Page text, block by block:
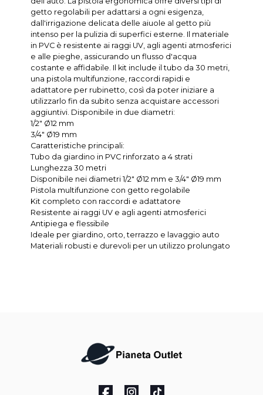
getto regolabili per adattarsi a ogni esigenza,
dall'irrigazione delicata delle aiuole al getto più
intenso per la pulizia di superfici esterne. Il materiale
in PVC è resistente ai raggi UV, agli agenti atmosferici
e alle pieghe, assicurando un flusso d'acqua
costante e affidabile. Il kit include il tubo da 30 metri,
una pistola multifunzione, raccordi rapidi e
adattatore per rubinetto, così da poter iniziare a
utilizzarlo fin da subito senza acquistare accessori
aggiuntivi. Disponibile in due diametri:
1/2" Ø12 mm
3/4" Ø19 mm
Caratteristiche principali:
Tubo da giardino in PVC rinforzato a 4 strati
Lunghezza 30 metri
Disponibile nei diametri 1/2" Ø12 mm e 3/4" Ø19 mm
Pistola multifunzione con getto regolabile
Kit completo con raccordi e adattatore
Resistente ai raggi UV e agli agenti atmosferici
Antipiega e flessibile
Ideale per giardino, orto, terrazzo e lavaggio auto
Materiali robusti e durevoli per un utilizzo prolungato